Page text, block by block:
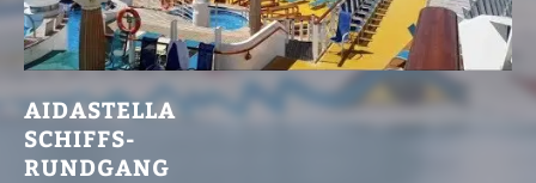
AIDASTELLA
SCHIFFS-
RUNDGANG